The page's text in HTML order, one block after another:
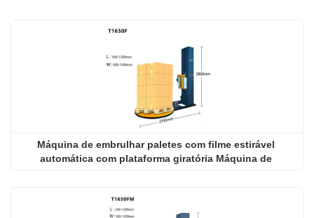
Máquina de embrulhar paletes com filme estirável
automática com plataforma giratória Máquina de